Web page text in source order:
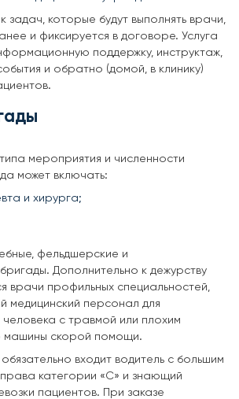
задач, которые будут выполнять врачи,
и фиксируется в договоре. Услуга
поддержку, инструктаж,
и обратно (домой, в клинику)
мероприятия и численности
может включать:
и хирурга;
фельдшерские и
Дополнительно к дежурству
врачи профильных специальностей,
медицинский персонал для
с травмой или плохим
машины скорой помощи.
входит водитель с большим
категории «С» и знающий
пациентов. При заказе